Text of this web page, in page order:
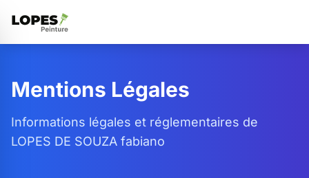
Mentions Légales
Informations légales et réglementaires de
LOPES DE SOUZA fabiano